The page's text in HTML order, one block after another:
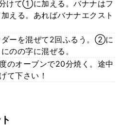
けて①に加える。バナナはフ
える。あればバナナエクスト
ダーを混ぜて2回ふるう。②に
のの字に混ぜる。
のオーブンで20分焼く。途中
て下さい！